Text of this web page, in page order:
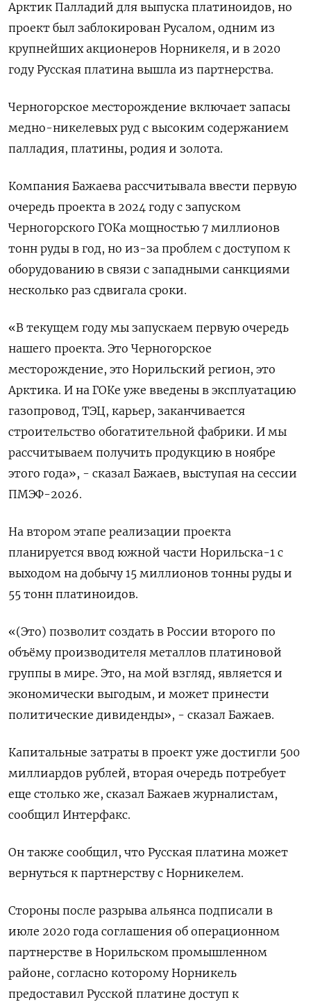
Арктик Палладий для выпуска платиноидов, но
проект был заблокирован Русалом, одним из
крупнейших ​акционеров Норникеля, и в 2020
году Русская ​платина вышла из партнерства.
Черногорское месторождение включает ​запасы
медно-никелевых руд ⁠с высоким содержанием
палладия, платины, родия и золота.
Компания Бажаева рассчитывала ввести первую
очередь ‌проекта в 2024 году с запуском
Черногорского ГОКа мощностью ‌7 миллионов
тонн руды в год, но из-за проблем с доступом к
оборудованию в связи с западными санкциями
несколько раз ​сдвигала сроки.
«В текущем году мы запускаем первую очередь
нашего проекта. Это Черногорское
месторождение, это Норильский регион, ‌это
Арктика. И на ГОКе уже введены в эксплуатацию
газопровод, ТЭЦ, карьер, заканчивается
строительство обогатительной фабрики. И мы
рассчитываем ​получить продукцию в ноябре
этого года», - сказал Бажаев, выступая на сессии
ПМЭФ-2026.
На втором этапе реализации проекта
планируется ввод ‌южной части Норильска-1 с
выходом на добычу 15 миллионов тонны руды и
55 тонн платиноидов.
«(Это) позволит создать в России второго по
объёму производителя металлов платиновой
группы в мире. Это, на мой взгляд, ​является и
экономически выгодым, и ​может принести
политические дивиденды», - сказал ‌Бажаев.
Капитальные затраты в проект уже достигли 500
миллиардов рублей, вторая очередь потребует
еще столько же, сказал Бажаев журналистам,
сообщил ​Интерфакс.
Он также сообщил, что Русская платина может
вернуться к партнерству с Норникелем.
Стороны после разрыва альянса подписали в
июле 2020 года соглашения об операционном
партнерстве в Норильском промышленном
районе, согласно которому Норникель
предоставил Русской платине доступ к